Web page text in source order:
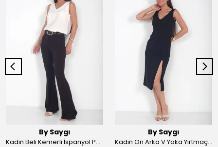
By Saygı
Kadın Beli Kemerli İspanyol Paça Likralı Krep Pantolon - Kahve
By Saygı
Kadın Ön Arka V Yaka Yırtmaçlı Likralı Scuba Midi Elbise - Siyah